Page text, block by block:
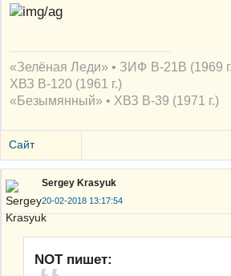
«Зелёная Леди» • ЗИФ В-21В (1969
ХВЗ В-120 (1961 г.)
«Безымянный» • ХВЗ В-39 (1971 г.)
Сайт
Sergey Krasyuk
20-02-2018 13:17:54
NOT пишет: